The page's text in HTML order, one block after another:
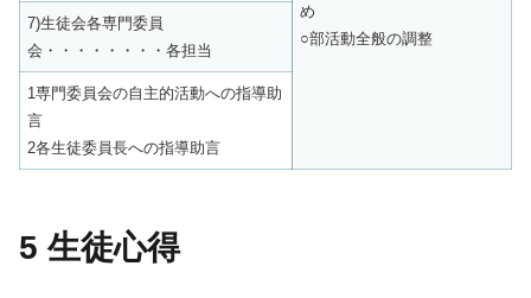
め
○部活動全般の調整
7)生徒会各専門委員
会・・・・・・・・各担当
1専門委員会の自主的活動への指導助
言
2各生徒委員長への指導助言
5 生徒心得